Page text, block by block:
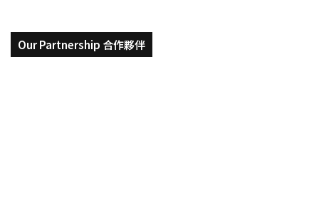
Our Partnership 合作夥伴